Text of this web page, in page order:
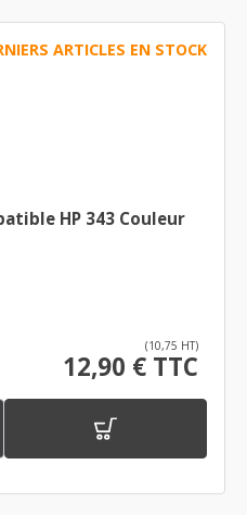
ARTICLES EN STOCK
HP 343 Couleur
(10,75 HT)
12,90 € TTC